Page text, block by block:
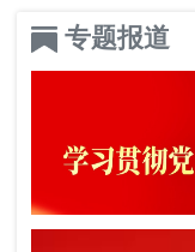
专题报道